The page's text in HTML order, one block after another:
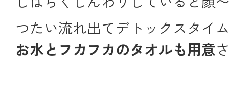
つたい流れ出てデトックスタイ
お水とフカフカのタオルも用意